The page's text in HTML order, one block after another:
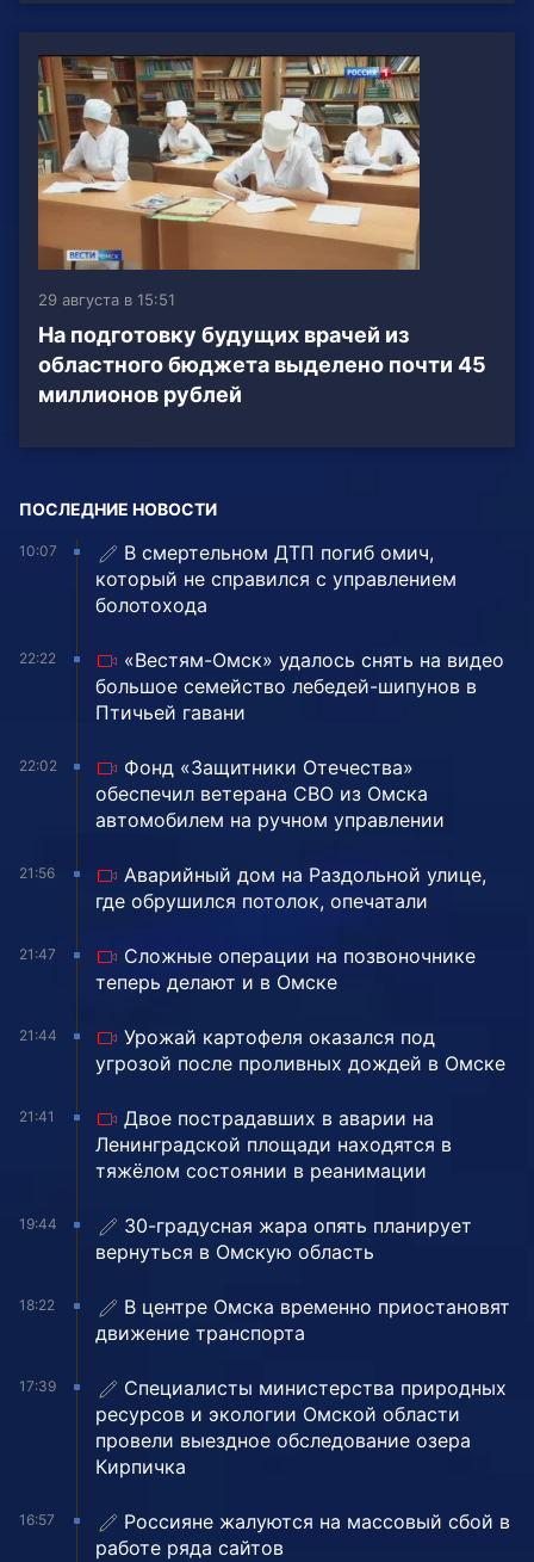
29 августа в 15:51
На подготовку будущих врачей из
областного бюджета выделено почти 45
миллионов рублей
ПОСЛЕДНИЕ НОВОСТИ
10:07
В смертельном ДТП погиб омич,
который не справился с управлением
болотохода
22:22
«Вестям-Омск» удалось снять на видео
большое семейство лебедей-шипунов в
Птичьей гавани
22:02
Фонд «Защитники Отечества»
обеспечил ветерана СВО из Омска
автомобилем на ручном управлении
21:56
Аварийный дом на Раздольной улице,
где обрушился потолок, опечатали
21:47
Сложные операции на позвоночнике
теперь делают и в Омске
21:44
Урожай картофеля оказался под
угрозой после проливных дождей в Омске
21:41
Двое пострадавших в аварии на
Ленинградской площади находятся в
тяжёлом состоянии в реанимации
19:44
30-градусная жара опять планирует
вернуться в Омскую область
18:22
В центре Омска временно приостановят
движение транспорта
17:39
Специалисты министерства природных
ресурсов и экологии Омской области
провели выездное обследование озера
Кирпичка
16:57
Россияне жалуются на массовый сбой в
работе ряда сайтов